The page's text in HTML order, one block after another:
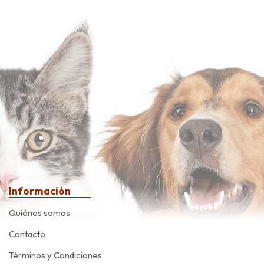
Información
Quiénes somos
Contacto
Términos y Condiciones